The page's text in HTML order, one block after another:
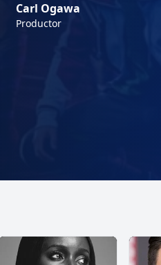
Carl Ogawa
Productor